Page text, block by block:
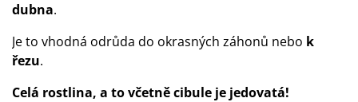
dubna.
Je to vhodná odrůda do okrasných záhonů nebo k
řezu.
Celá rostlina, a to včetně cibule je jedovatá!